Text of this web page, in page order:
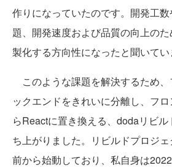
作りになっていたのです。開発工
題、開発速度および品質の向上の
製化する方向性になったと聞いてい
このような課題を解決するため
ックエンドをきれいに分離し、フ
らReactに置き換える、dodaリビ
ち上がりました。リビルドプロジ
前から始動しており、私自身は